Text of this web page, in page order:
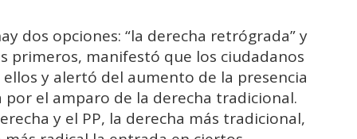
dos opciones: “la derecha retrógrada” y
primeros, manifestó que los ciudadanos
y alertó del aumento de la presencia
el amparo de la derecha tradicional.
y el PP, la derecha más tradicional,